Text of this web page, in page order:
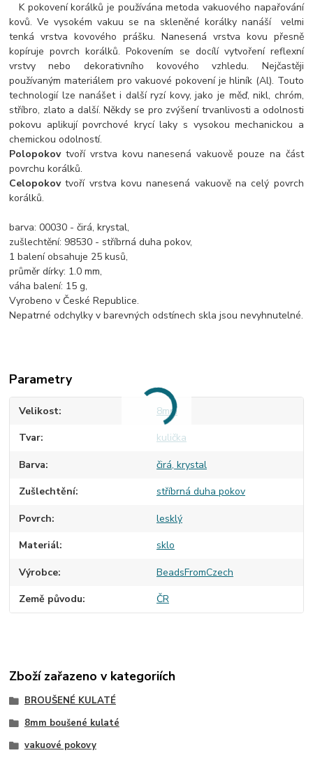
K pokovení korálků je používána metoda vakuového napařování
kovů. Ve vysokém vakuu se na skleněné korálky nanáší velmi
tenká vrstva kovového prášku. Nanesená vrstva kovu přesně
kopíruje povrch korálků. Pokovením se docílí vytvoření reflexní
vrstvy nebo dekorativního kovového vzhledu. Nejčastěji
používaným materiálem pro vakuové pokovení je hliník (Al). Touto
technologií lze nanášet i další ryzí kovy, jako je měď, nikl, chróm,
stříbro, zlato a další. Někdy se pro zvýšení trvanlivosti a odolnosti
pokovu aplikují povrchové krycí laky s vysokou mechanickou a
chemickou odolností.
Polopokovtvoří vrstva kovu nanesená vakuově pouze na část
povrchu korálků.
Celopokovtvoří vrstva kovu nanesená vakuově na celý povrch
korálků.
barva: 00030 - čirá, krystal,
zušlechtění: 98530 - stříbrná duha pokov,
1 balení obsahuje 25 kusů,
průměr dírky: 1.0 mm,
váha balení: 15 g,
Vyrobeno v České Republice.
Nepatrné odchylky v barevných odstínech skla jsou nevyhnutelné.
Parametry
Velikost 8mm
Tvar kulička
Barva čirá, krystal
Zušlechtění stříbrná duha pokov
Povrch lesklý
Materiál sklo
Výrobce BeadsFromCzech
Země původu ČR
Zboží zařazeno v kategoriích
BROUŠENÉ KULATÉ
8mm boušené kulaté
vakuové pokovy